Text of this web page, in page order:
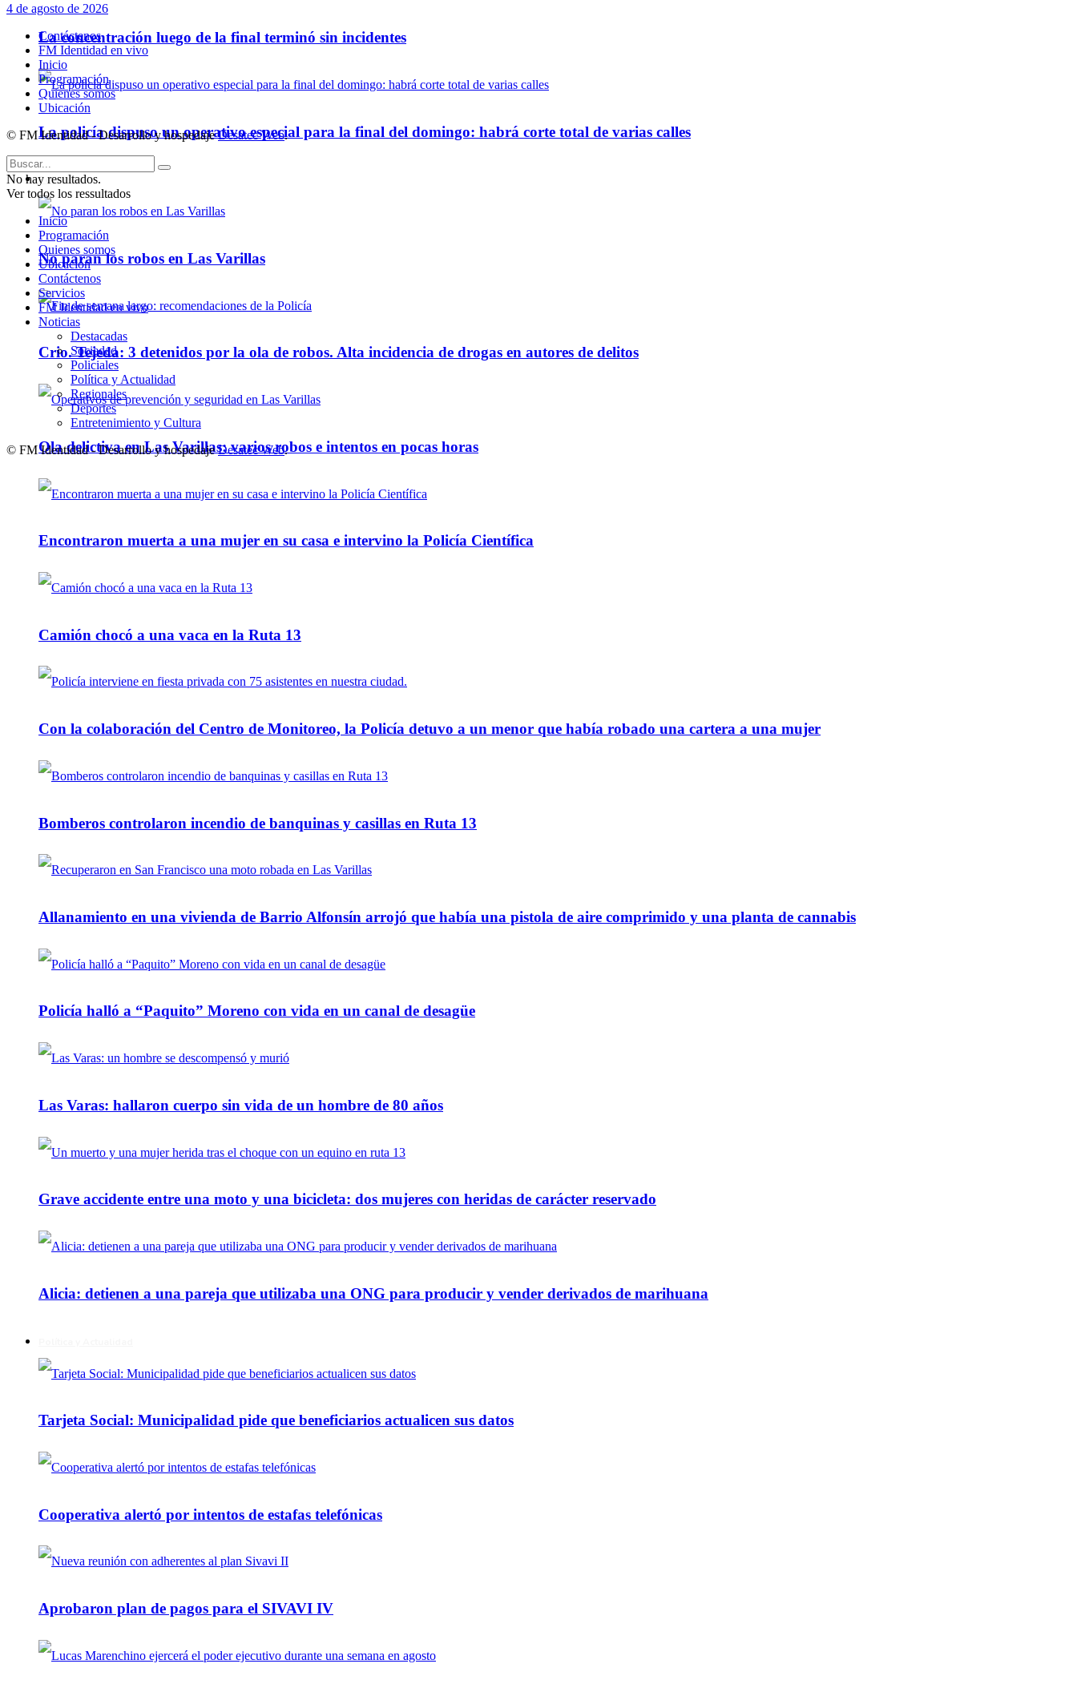
La concentración luego de la final terminó sin incidentes
La policía dispuso un operativo especial para la final del domingo: habrá corte total de varias calles
Policiales
No paran los robos en Las Varillas
Crio. Tejeda: 3 detenidos por la ola de robos. Alta incidencia de drogas en autores de delitos
Ola delictiva en Las Varillas: varios robos e intentos en pocas horas
Encontraron muerta a una mujer en su casa e intervino la Policía Científica
Camión chocó a una vaca en la Ruta 13
Con la colaboración del Centro de Monitoreo, la Policía detuvo a un menor que había robado una cartera a una mujer
Bomberos controlaron incendio de banquinas y casillas en Ruta 13
Allanamiento en una vivienda de Barrio Alfonsín arrojó que había una pistola de aire comprimido y una planta de cannabis
Policía halló a “Paquito” Moreno con vida en un canal de desagüe
Las Varas: hallaron cuerpo sin vida de un hombre de 80 años
Grave accidente entre una moto y una bicicleta: dos mujeres con heridas de carácter reservado
Alicia: detienen a una pareja que utilizaba una ONG para producir y vender derivados de marihuana
Tarjeta Social: Municipalidad pide que beneficiarios actualicen sus datos
Cooperativa alertó por intentos de estafas telefónicas
Aprobaron plan de pagos para el SIVAVI IV
4 de agosto de 2026
Contáctenos
FM Identidad en vivo
Inicio
Programación
Quienes somos
Ubicación
© FM Identidad - Desarrollo y hospedajeDesatec Web.
No hay resultados.
Ver todos los ressultados
Inicio
Programación
Quienes somos
Ubicación
Contáctenos
Servicios
FM Identidad en vivo
Noticias
Destacadas
Sociedad
Policiales
Política y Actualidad
Regionales
Deportes
Entretenimiento y Cultura
© FM Identidad - Desarrollo y hospedajeDesatec Web.